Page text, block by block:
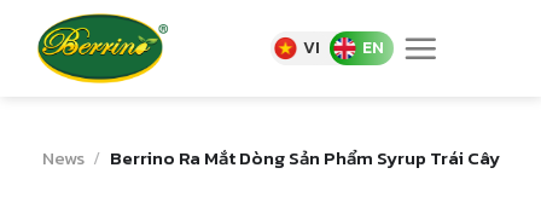
content
VI EN
News / Berrino Ra Mắt Dòng Sản Phẩm Syrup Trái Cây